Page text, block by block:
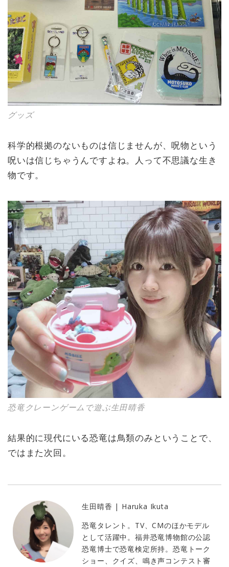
グッズ
科学的根拠のないものは信じませんが、呪物という
呪いは信じちゃうんですよね。人って不思議な生き
物です。
恐竜クレーンゲームで遊ぶ生田晴香
結果的に現代にいる恐竜は鳥類のみということで、
ではまた次回。
生田晴香 | Haruka Ikuta
恐竜タレント。TV、CMのほかモデル
として活躍中。福井恐竜博物館の公認
恐竜博士で恐竜検定所持。恐竜トーク
ショー、クイズ、鳴き声コンテスト審